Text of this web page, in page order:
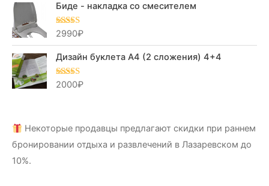
Биде - накладка со смесителем
Оценка
2990₽
Дизайн буклета А4 (2 сложения) 4+4
Оценка
2000₽
Некоторые продавцы предлагают скидки при раннем
бронировании отдыха и развлечений в Лазаревском до
10%.